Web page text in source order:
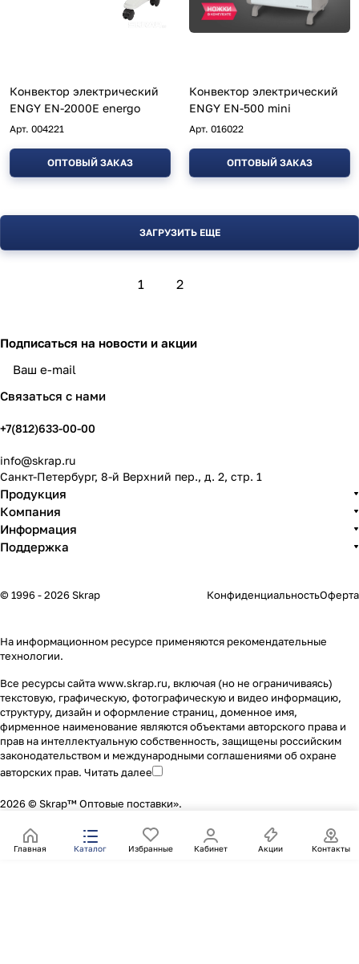
Конвектор электрический
ENGY EN-2000E energo
Арт. 004221
ОПТОВЫЙ ЗАКАЗ
Конвектор электрический
ENGY EN-500 mini
Арт. 016022
ОПТОВЫЙ ЗАКАЗ
ЗАГРУЗИТЬ ЕЩЕ
1 2
Подписаться на новости и акции
Связаться с нами
+7(812)633-00-00
info@skrap.ru
Санкт-Петербург, 8-й Верхний пер., д. 2, стр. 1
Продукция
Компания
Информация
Поддержка
© 1996 - 2026 Skrap КонфиденциальностьОферта
На информационном ресурсе применяются рекомендательные
технологии.
Все ресурсы сайта www.skrap.ru, включая (но не ограничиваясь)
текстовую, графическую, фотографическую и видео информацию,
структуру, дизайн и оформление страниц, доменное имя,
фирменное наименование являются объектами авторского права и
прав на интеллектуальную собственность, защищены российским
законодательством и международными соглашениями об охране
авторских прав. Читать далее
2026 © Skrap™ Оптовые поставки».
Главная Каталог Избранные Кабинет Акции Контакты